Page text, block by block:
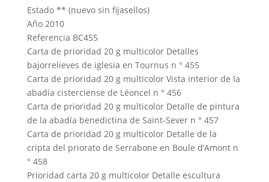
Estado ** (nuevo sin fijasellos)
Año 2010
Referencia BC455
Carta de prioridad 20 g multicolor Detalles
bajorrelieves de iglesia en Tournus n ° 455
Carta de prioridad 20 g multicolor Vista interior de la
abadía cisterciense de Léoncel n ° 456
Carta de prioridad 20 g multicolor Detalle de pintura
de la abadía benedictina de Saint-Sever n ° 457
Carta de prioridad 20 g multicolor Detalle de la
cripta del priorato de Serrabone en Boule d’Amont n
° 458
Prioridad carta 20 g multicolor Detalle escultura